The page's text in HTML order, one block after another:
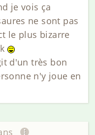
je vois ça
ne sont pas
le plus bizarre
d'un très bon
n'y joue en